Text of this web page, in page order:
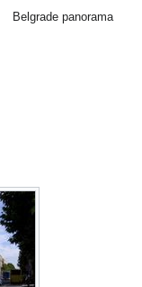
Belgrade panorama